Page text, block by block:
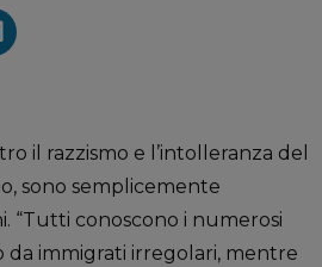
il razzismo e l’intolleranza del
sono semplicemente
“Tutti conoscono i numerosi
da immigrati irregolari, mentre